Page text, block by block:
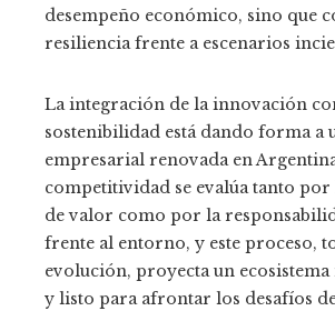
desempeño económico, sino que
resiliencia frente a escenarios
La integración de la innovación
sostenibilidad está dando forma a
empresarial renovada en
competitividad se evalúa tanto
de valor como por la
frente al entorno, y este proceso,
evolución, proyecta un ecosistema
y listo para afrontar los desafíos